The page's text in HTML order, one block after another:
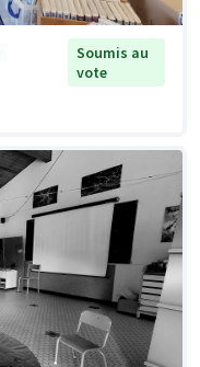
Soumis au
vote